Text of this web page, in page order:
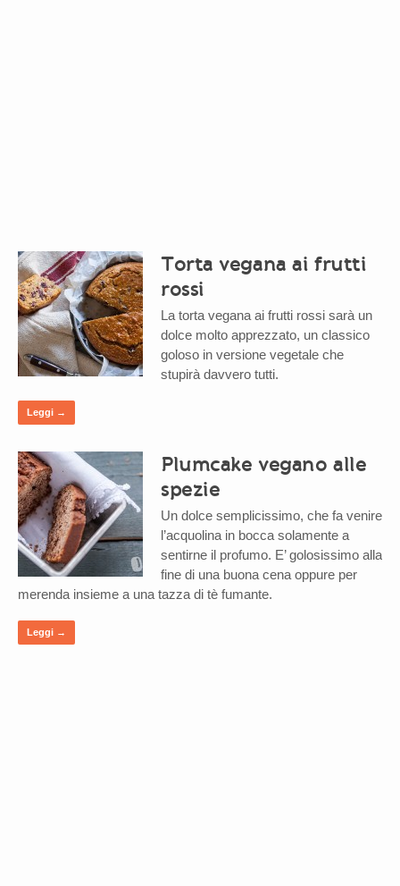
Torta vegana ai frutti
rossi
La torta vegana ai frutti rossi sarà un
dolce molto apprezzato, un classico
goloso in versione vegetale che
stupirà davvero tutti.
Leggi →
Plumcake vegano alle
spezie
Un dolce semplicissimo, che fa venire
l’acquolina in bocca solamente a
sentirne il profumo. E’ golosissimo alla
fine di una buona cena oppure per
merenda insieme a una tazza di tè fumante.
Leggi →